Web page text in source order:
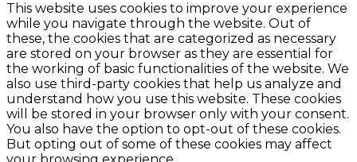
This website uses cookies to improve your experience
while you navigate through the website. Out of
these, the cookies that are categorized as necessary
are stored on your browser as they are essential for
the working of basic functionalities of the website. We
also use third-party cookies that help us analyze and
understand how you use this website. These cookies
will be stored in your browser only with your consent.
You also have the option to opt-out of these cookies.
But opting out of some of these cookies may affect